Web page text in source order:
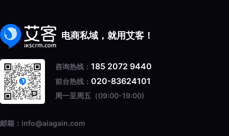
电商私域，就用艾客！
咨询热线： 185 2072 9440
前台热线： 020-83624101
周一至周五（09:00-19:00)
邮箱：info@aiagain.com